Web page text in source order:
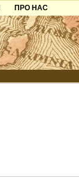
ПРО НАС
Контакти
Партнерам
Додати готель